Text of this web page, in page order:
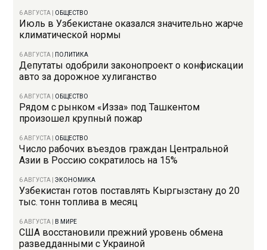
6 АВГУСТА ОБЩЕСТВО
Июль в Узбекистане оказался значительно жарче
климатической нормы
6 АВГУСТА ПОЛИТИКА
Депутаты одобрили законопроект о конфискации
авто за дорожное хулиганство
6 АВГУСТА ОБЩЕСТВО
Рядом с рынком «Изза» под Ташкентом
произошел крупный пожар
6 АВГУСТА ОБЩЕСТВО
Число рабочих въездов граждан Центральной
Азии в Россию сократилось на 15%
6 АВГУСТА |ЭКОНОМИКА
Узбекистан готов поставлять Кыргызстану до 20
тыс. тонн топлива в месяц
6 АВГУСТА В МИРЕ
США восстановили прежний уровень обмена
разведданными с Украиной